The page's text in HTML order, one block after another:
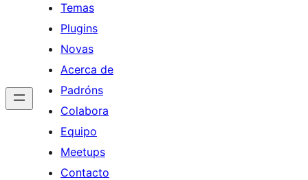
Temas
Plugins
Novas
Acerca de
Padróns
Colabora
Equipo
Meetups
Contacto